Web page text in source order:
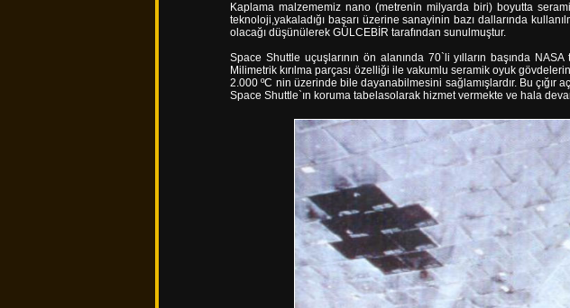
Kaplama malzememiz nano (metrenin milyarda biri) boyutta
teknoloji,yakaladığı başarı üzerine sanayinin bazı dallarında
olacağı düşünülerek GÜLCEBİR tarafından sunulmuştur.
Space Shuttle uçuşlarının ön alanında 70`li yılların başında
Milimetrik kırılma parçası özelliği ile vakumlu seramik oyuk
2.000 ºC nin üzerinde bile dayanabilmesini sağlamışlardır. Bu çığır
Space Shuttle`ın koruma tabelasolarak hizmet vermekte ve hala